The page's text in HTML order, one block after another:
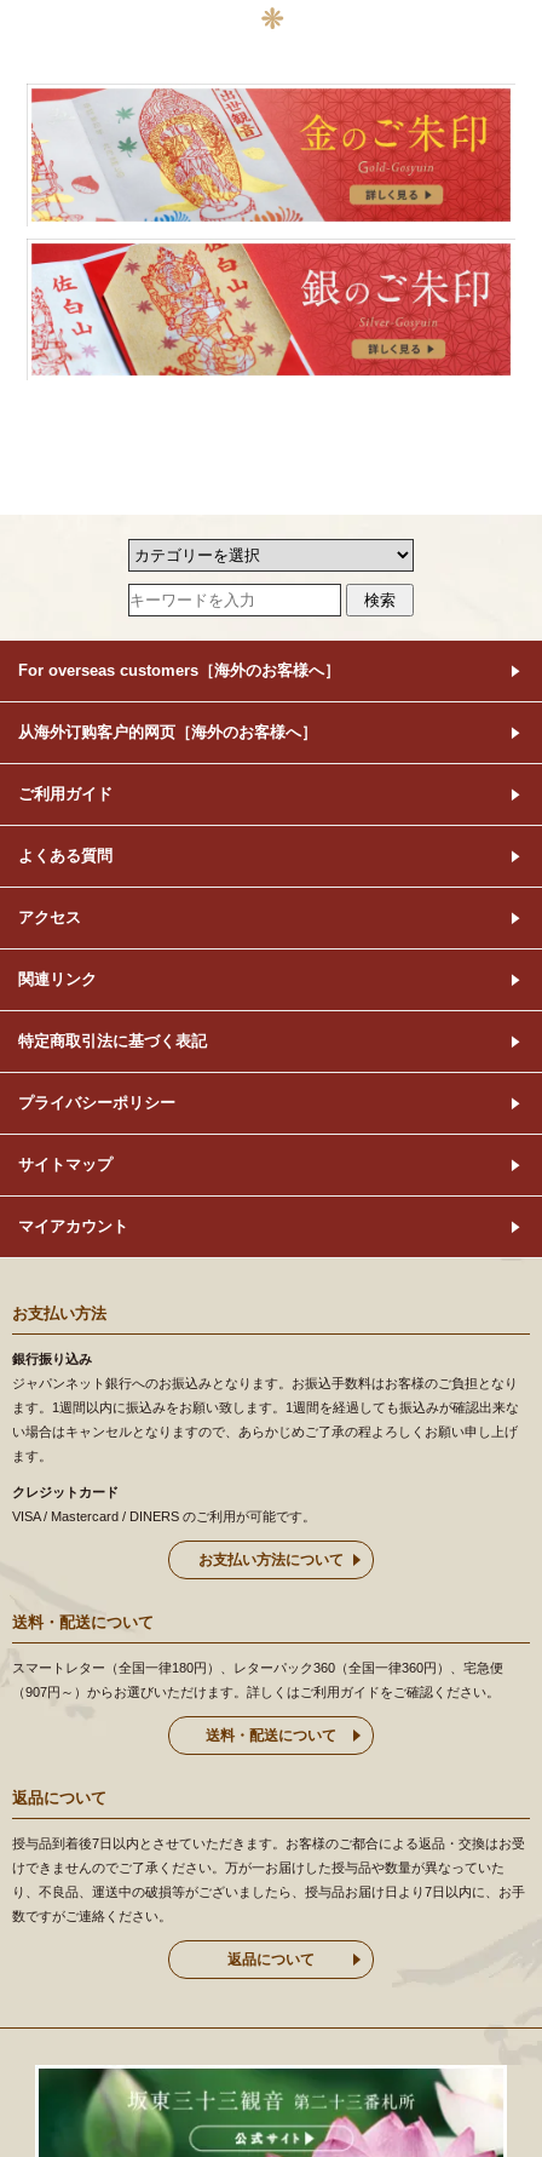
For overseas customers［海外のお客様へ］
从海外订购客户的网页［海外のお客様へ］
ご利用ガイド
よくある質問
アクセス
関連リンク
特定商取引法に基づく表記
プライバシーポリシー
サイトマップ
マイアカウント
お支払い方法
銀行振り込み
ジャパンネット銀行へのお振込みとなります。お振込手数料はお客様のご負担となり
ます。1週間以内に振込みをお願い致します。1週間を経過しても振込みが確認出来な
い場合はキャンセルとなりますので、あらかじめご了承の程よろしくお願い申し上げ
ます。
クレジットカード
VISA / Mastercard / DINERS のご利用が可能です。
お支払い方法について
送料・配送について
スマートレター（全国一律180円）、レターパック360（全国一律360円）、宅急便
（907円～）からお選びいただけます。詳しくはご利用ガイドをご確認ください。
送料・配送について
返品について
授与品到着後7日以内とさせていただきます。お客様のご都合による返品・交換はお受
けできませんのでご了承ください。万が一お届けした授与品や数量が異なっていた
り、不良品、運送中の破損等がございましたら、授与品お届け日より7日以内に、お手
数ですがご連絡ください。
返品について